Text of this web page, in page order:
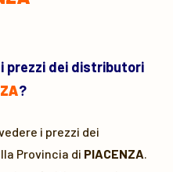
prezzi dei distributori
?
i prezzi dei
Provincia di PIACENZA.